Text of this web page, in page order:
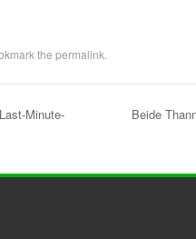
the permalink
Minute-
Beide